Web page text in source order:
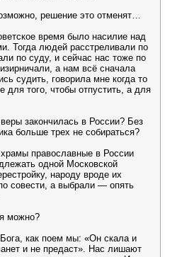
решение это отменят…
время было насилие над
Тогда людей расстреливали по
по суду, и сейчас нас тоже по
а нам всё сначала
судить, говорила мне когда то
для того, чтобы отпустить, а для
закончилась в России? Без
больше трех не собираться?
православные в России
одной Московской
народу вроде их
совести, а выбрали — опять
можно?
как поем мы: «Он скала и
и не предаст». Нас лишают